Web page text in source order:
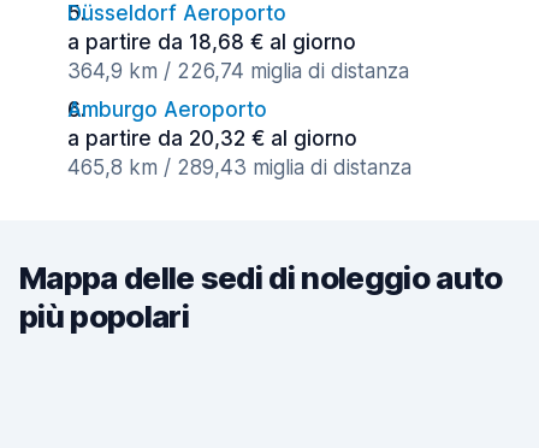
Düsseldorf Aeroporto
a partire da 18,68 € al giorno
364,9 km / 226,74 miglia di distanza
Amburgo Aeroporto
a partire da 20,32 € al giorno
465,8 km / 289,43 miglia di distanza
Mappa delle sedi di noleggio auto
più popolari